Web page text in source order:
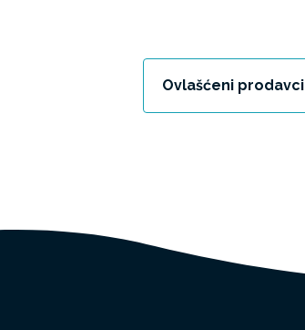
Ovlašćeni prodavci